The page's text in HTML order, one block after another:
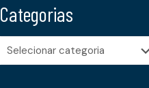
Categorias
Categorias